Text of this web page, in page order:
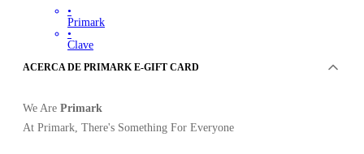
•
Primark
•
Clave
BÉLGICA
ACERCA DE PRIMARK E-GIFT CARD
We Are Primark
At Primark, There's Something For Everyone